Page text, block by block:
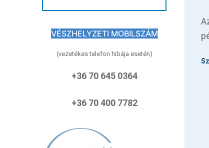
Közérdekű adatok
Hírek
VÉSZHELYZETI MOBILSZÁM
(vezetékes telefon hibája esetén)
+36 70 645 0364
+36 70 400 7782